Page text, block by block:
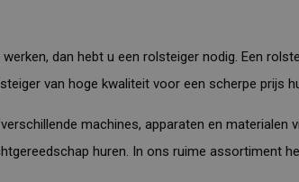
dan hebt u een rolsteiger nodig. Een
van hoge kwaliteit voor een scherpe prijs
machines, apparaten en
huren. In ons ruime assortiment